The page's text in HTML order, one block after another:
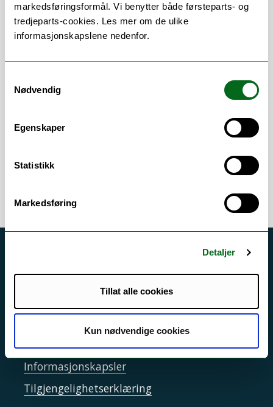
markedsføringsformål. Vi benytter både førsteparts- og
tredjeparts-cookies. Les mer om de ulike
informasjonskapslene nedenfor.
Nødvendig
Egenskaper
Statistikk
Markedsføring
Detaljer
Tillat alle cookies
Kun nødvendige cookies
Stillingsbeskrivelse
Rådgiving datanett i nye bygg og ved
Si ifra!
Sikkerhet, beredskap og personvern
Informasjonskapsler
Tilgjengelighetserklæring